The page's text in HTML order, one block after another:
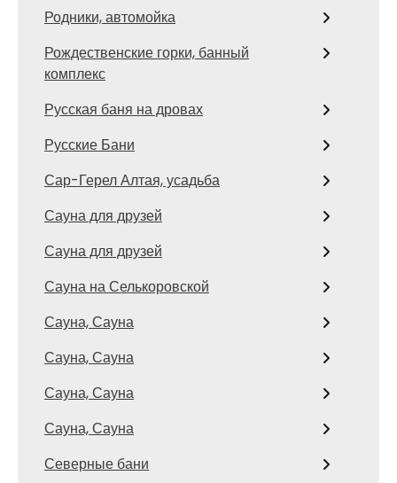
Родники, автомойка
Рождественские горки, банный
комплекс
Русская баня на дровах
Русские Бани
Сар-Герел Алтая, усадьба
Сауна для друзей
Сауна для друзей
Сауна на Селькоровской
Сауна, Сауна
Сауна, Сауна
Сауна, Сауна
Сауна, Сауна
Северные бани